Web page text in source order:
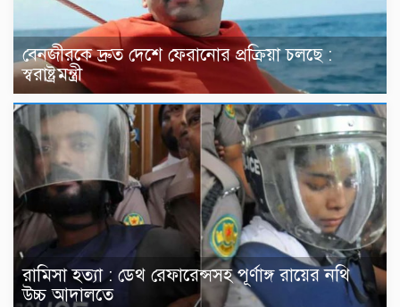
বেনজীরকে দ্রুত দেশে ফেরানোর প্রক্রিয়া চলছে :
স্বরাষ্ট্রমন্ত্রী
রামিসা হত্যা : ডেথ রেফারেন্সসহ পূর্ণাঙ্গ রায়ের নথি
উচ্চ আদালতে